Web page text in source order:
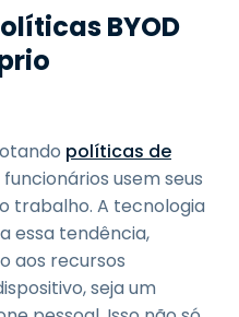
BYOD
políticas de
usem seus
trabalho. A tecnologia
essa tendência,
aos recursos
seja um